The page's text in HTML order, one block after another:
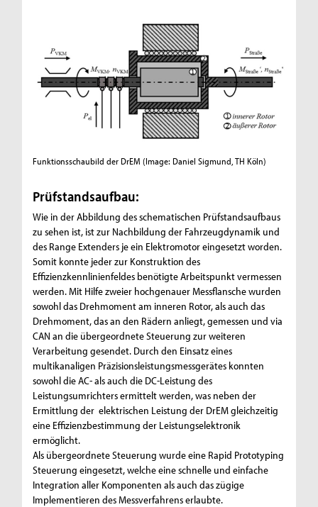
Funktionsschaubild der DrEM (Image: Daniel Sigmund, TH Köln)
Prüfstandsaufbau:
Wie in der Abbildung des schematischen Prüfstandsaufbaus
zu sehen ist, ist zur Nachbildung der Fahrzeugdynamik und
des Range Extenders je ein Elektromotor eingesetzt worden.
Somit konnte jeder zur Konstruktion des
Effizienzkennlinienfeldes benötigte Arbeitspunkt vermessen
werden. Mit Hilfe zweier hochgenauer Messflansche wurden
sowohl das Drehmoment am inneren Rotor, als auch das
Drehmoment, das an den Rädern anliegt, gemessen und via
CAN an die übergeordnete Steuerung zur weiteren
Verarbeitung gesendet. Durch den Einsatz eines
multikanaligen Präzisionsleistungsmessgerätes konnten
sowohl die AC- als auch die DC-Leistung des
Leistungsumrichters ermittelt werden, was neben der
Ermittlung der elektrischen Leistung der DrEM gleichzeitig
eine Effizienzbestimmung der Leistungselektronik
ermöglicht.
Als übergeordnete Steuerung wurde eine Rapid Prototyping
Steuerung eingesetzt, welche eine schnelle und einfache
Integration aller Komponenten als auch das zügige
Implementieren des Messverfahrens erlaubte.